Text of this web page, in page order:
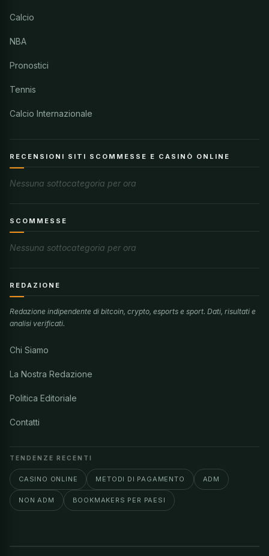
Calcio
NBA
Pronostici
Tennis
Calcio Internazionale
RECENSIONI SITI SCOMMESSE E CASINÒ ONLINE
Nessuna sottocategoria per ora
SCOMMESSE
Nessuna sottocategoria per ora
REDAZIONE
Redazione indipendente di bitcoin, crypto, esports e sport. Dati, risultati e
analisi verificati.
Chi Siamo
La Nostra Redazione
Politica Editoriale
Contatti
TENDENZE RECENTI
CASINO ONLINE METODI DI PAGAMENTO ADM
NON ADM BOOKMAKERS PER PAESI